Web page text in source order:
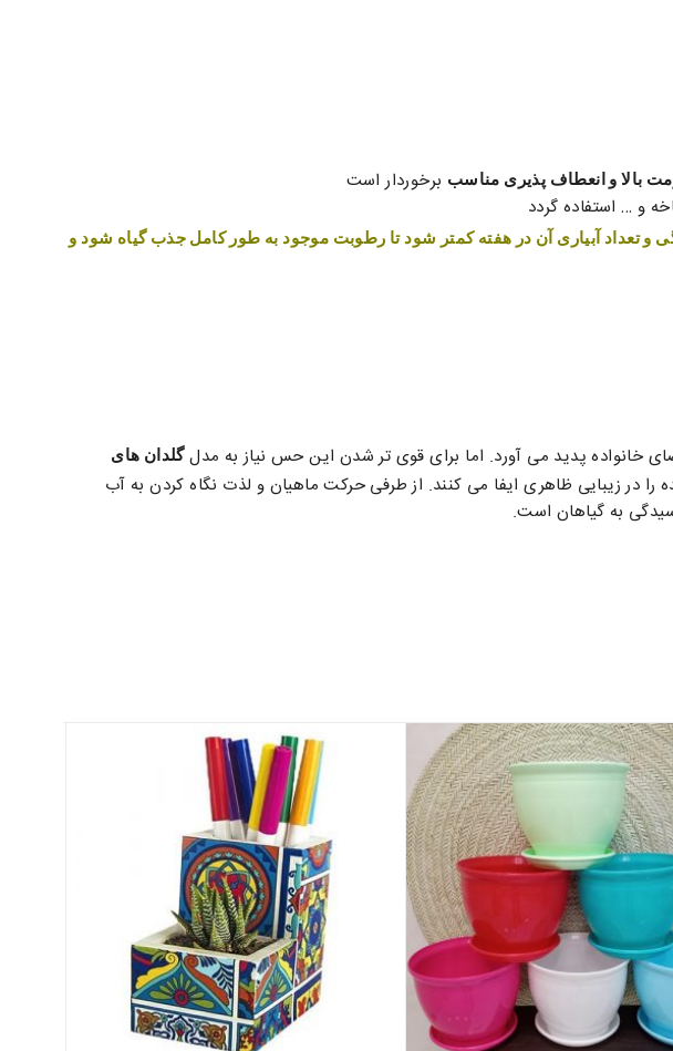
بالا و انعطاف پذیری مناسب برخوردار است
و … استفاده گردد
آبیاری آن در هفته کمتر شود تا رطوبت موجود به طور کامل جذب گیاه شود و
خانواده پدید می آورد. اما برای قوی تر شدن این حس نیاز به مدلگلدان های
را در زیبایی ظاهری ایفا می کنند. از طرفی حرکت ماهیان و لذت نگاه کردن به آب
به گیاهان است.